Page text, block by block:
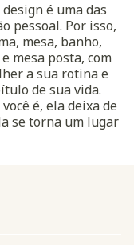
é uma das
pessoal. Por isso,
mesa, banho,
mesa posta, com
a sua rotina e
de sua vida.
é, ela deixa de
se torna um lugar